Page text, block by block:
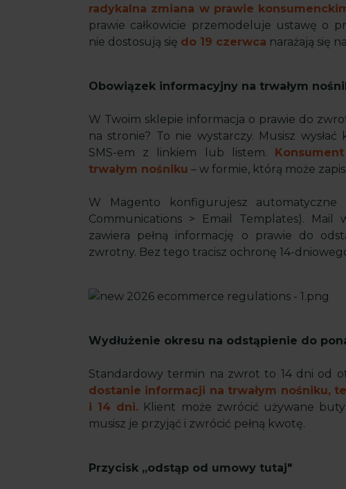
radykalna zmiana w prawie
prawie całkowicie przemodeluje ustawę o
nie dostosują się do 19 czerwca narażają się
Obowiązek informacyjny na trwałym
W Twoim sklepie informacja o prawie do
na stronie? To nie wystarczy. Musisz
SMS-em z linkiem lub listem.
trwałym nośniku – w formie, którą może
W Magento konfigurujesz automatyczne
Communications > Email Templates). Mail
zawiera pełną informację o prawie do
zwrotny. Bez tego tracisz ochronę 14-
Wydłużenie okresu na odstąpienie do
Standardowy termin na zwrot to 14 dni od
dostanie informacji na trwałym nośniku,
i 14 dni. Klient może zwrócić używane
musisz je przyjąć i zwrócić pełną kwotę.
Przycisk „odstąp od umowy tutaj"